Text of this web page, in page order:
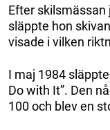
Efter
släppte hon skivan
visade i vilken
I maj 1984
Do with It”. Den
100 och blev en